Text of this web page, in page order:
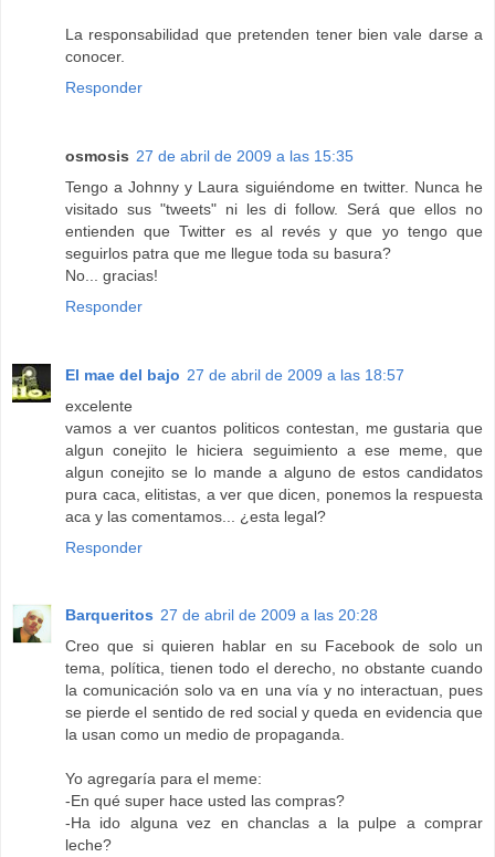
La responsabilidad que pretenden tener bien vale darse a
conocer.
Responder
osmosis 27 de abril de 2009 a las 15:35
Tengo a Johnny y Laura siguiéndome en twitter. Nunca he
visitado sus "tweets" ni les di follow. Será que ellos no
entienden que Twitter es al revés y que yo tengo que
seguirlos patra que me llegue toda su basura?
No... gracias!
Responder
El mae del bajo 27 de abril de 2009 a las 18:57
excelente
vamos a ver cuantos politicos contestan, me gustaria que
algun conejito le hiciera seguimiento a ese meme, que
algun conejito se lo mande a alguno de estos candidatos
pura caca, elitistas, a ver que dicen, ponemos la respuesta
aca y las comentamos... ¿esta legal?
Responder
Barqueritos 27 de abril de 2009 a las 20:28
Creo que si quieren hablar en su Facebook de solo un
tema, política, tienen todo el derecho, no obstante cuando
la comunicación solo va en una vía y no interactuan, pues
se pierde el sentido de red social y queda en evidencia que
la usan como un medio de propaganda.
Yo agregaría para el meme:
-En qué super hace usted las compras?
-Ha ido alguna vez en chanclas a la pulpe a comprar
leche?